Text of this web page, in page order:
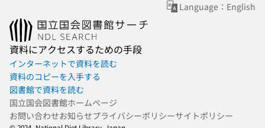
Language：English
資料にアクセスするための手段
インターネットで資料を読む
資料のコピーを入手する
図書館で資料を読む
国立国会図書館ホームページ
お問い合わせお知らせプライバシーポリシーサイトポリシー